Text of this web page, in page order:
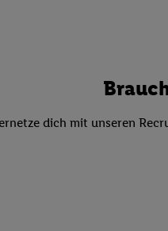
dich mit unseren
reduzierter Daten